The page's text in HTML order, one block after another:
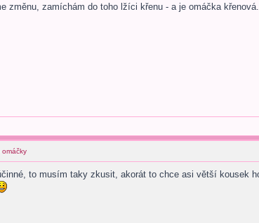
změnu, zamíchám do toho lžíci křenu - a je omáčka
omáčky
to musím taky zkusit, akorát to chce asi větší kousek